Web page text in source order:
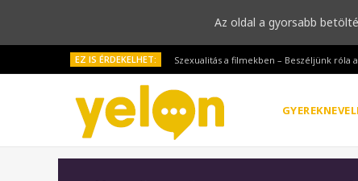
EZ IS ÉRDEKELHET: Szexualitás a filmekben – Beszéljünk róla
Az oldal a gyorsabb